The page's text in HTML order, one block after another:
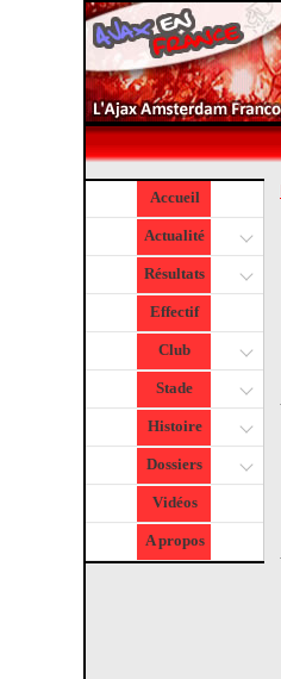
Accueil
Actualité
Résultats
Effectif
Club
Stade
Histoire
Dossiers
Vidéos
A propos